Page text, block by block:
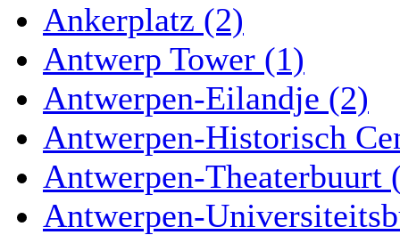
Ankerplatz (2)
Antwerp Tower (1)
Antwerpen-Eilandje (2)
Antwerpen-Historisch
Antwerpen-Theaterbuurt
Antwerpen-